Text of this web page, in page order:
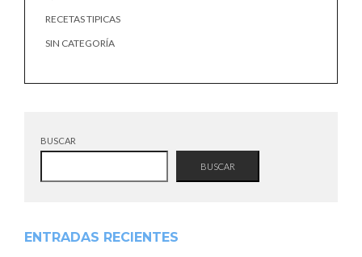
RECETAS TIPICAS
SIN CATEGORÍA
BUSCAR
BUSCAR
ENTRADAS RECIENTES